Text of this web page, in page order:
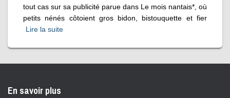
tout cas sur sa publicité parue dans Le mois nantais*, où
petits nénés côtoient gros bidon, bistouquette et fier
Lire la suite
En savoir plus